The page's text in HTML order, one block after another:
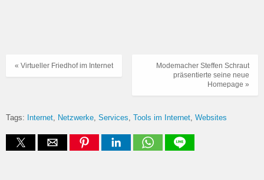
Modemacher Steffen Schraut
präsentierte seine neue
Homepage »
« Virtueller Friedhof im Internet
Tags: Internet Netzwerke Services Tools im Internet Websites